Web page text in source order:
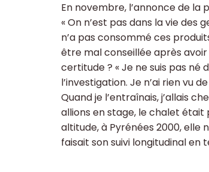
En novembre, l’annonce de la
« On n’est pas dans la vie des
n’a pas consommé ces
être mal conseillée après
certitude ? « Je ne suis pas né
l’investigation. Je n’ai rien vu
Quand je l’entraînais, j’allais
allions en stage, le chalet était
altitude, à Pyrénées 2000, elle
faisait son suivi longitudinal en